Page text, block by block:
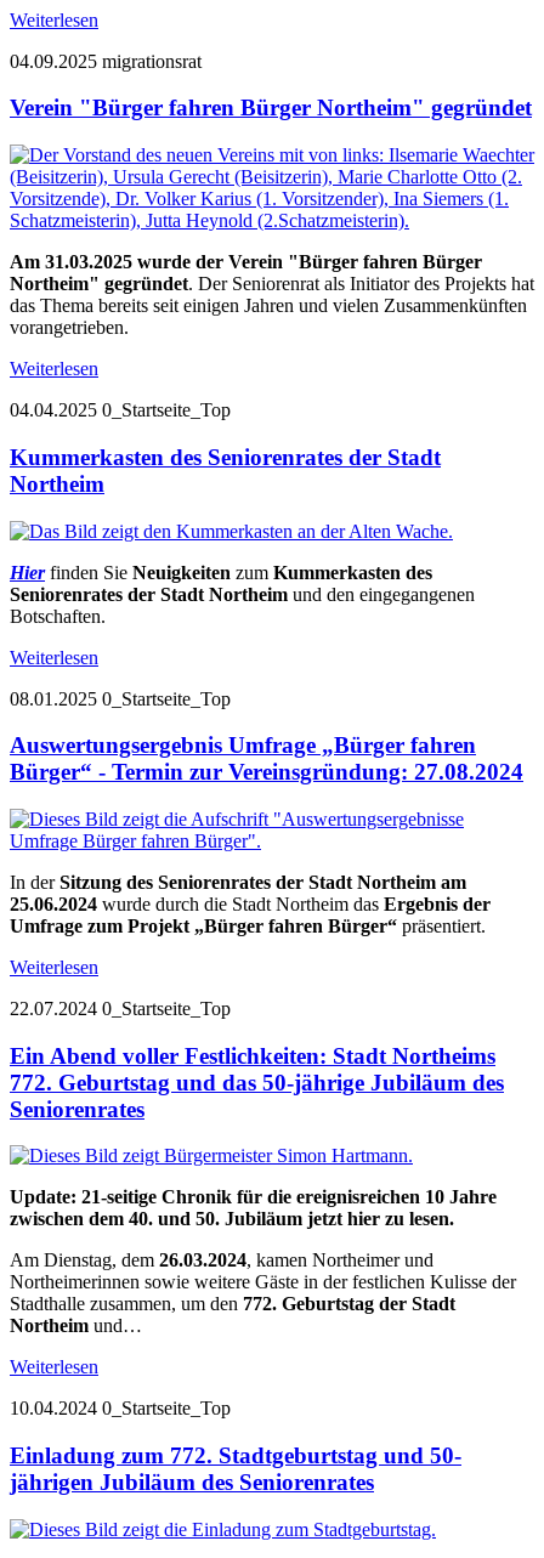
Weiterlesen
04.09.2025 migrationsrat
Verein "Bürger fahren Bürger Northeim" gegründet
Am 31.03.2025 wurde der Verein "Bürger fahren Bürger
Northeim" gegründet. Der Seniorenrat als Initiator des Projekts hat
das Thema bereits seit einigen Jahren und vielen Zusammenkünften
vorangetrieben.
Weiterlesen
04.04.2025 0_Startseite_Top
Kummerkasten des Seniorenrates der Stadt
Northeim
Hier finden Sie Neuigkeiten zum Kummerkasten des
Seniorenrates der Stadt Northeim und den eingegangenen
Botschaften.
Weiterlesen
08.01.2025 0_Startseite_Top
Auswertungsergebnis Umfrage „Bürger fahren
Bürger“ - Termin zur Vereinsgründung: 27.08.2024
In derSitzung des Seniorenrates der Stadt Northeim am
25.06.2024 wurde durch die Stadt Northeim das Ergebnis der
Umfrage zum Projekt „Bürger fahren Bürger“ präsentiert.
Weiterlesen
22.07.2024 0_Startseite_Top
Ein Abend voller Festlichkeiten: Stadt Northeims
772. Geburtstag und das 50-jährige Jubiläum des
Seniorenrates
Update: 21-seitige Chronik für die ereignisreichen 10 Jahre
zwischen dem 40. und 50. Jubiläum jetzt hier zu lesen.
Am Dienstag, dem 26.03.2024, kamen Northeimer und
Northeimerinnen sowie weitere Gäste in der festlichen Kulisse der
Stadthalle zusammen, um den 772. Geburtstag der Stadt
Northeim und…
Weiterlesen
10.04.2024 0_Startseite_Top
Einladung zum 772. Stadtgeburtstag und 50-
jährigen Jubiläum des Seniorenrates